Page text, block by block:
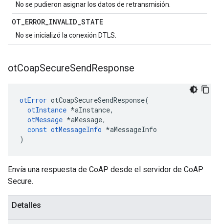
No se pudieron asignar los datos de retransmisión.
OT_ERROR_INVALID_STATE
No se inicializó la conexión DTLS.
otCoapSecureSendResponse
otError otCoapSecureSendResponse(
otInstance *aInstance,
otMessage *aMessage,
const otMessageInfo *aMessageInfo
)
Envía una respuesta de CoAP desde el servidor de CoAP
Secure.
Detalles